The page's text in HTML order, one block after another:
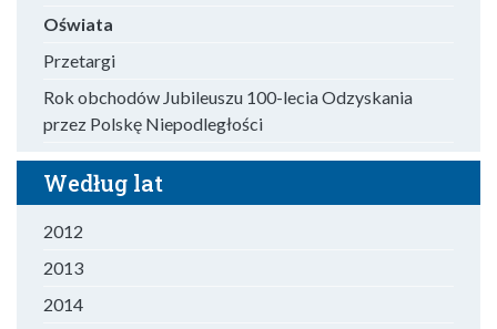
Oświata
Przetargi
Rok obchodów Jubileuszu 100-lecia Odzyskania
przez Polskę Niepodległości
Według lat
2012
2013
2014